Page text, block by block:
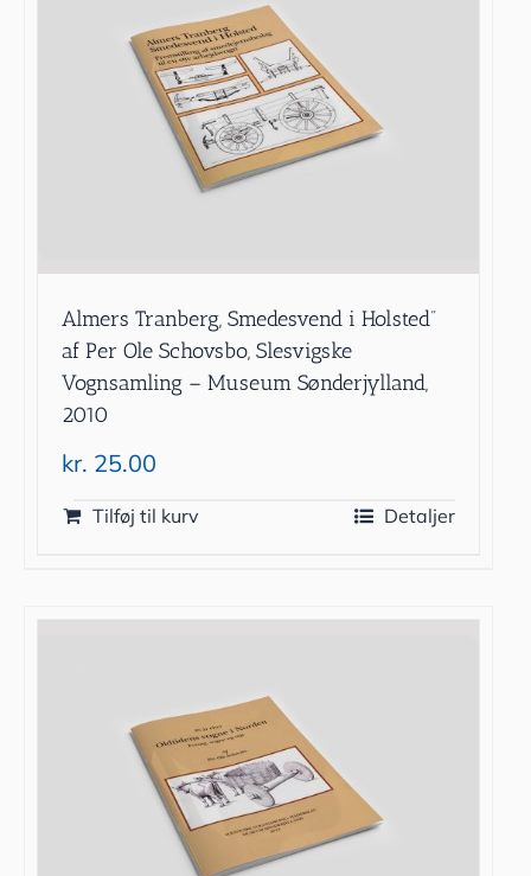
Almers Tranberg, Smedesvend i Holsted”
af Per Ole Schovsbo, Slesvigske
Vognsamling – Museum Sønderjylland,
2010
kr. 25.00
Tilføj til kurv Detaljer